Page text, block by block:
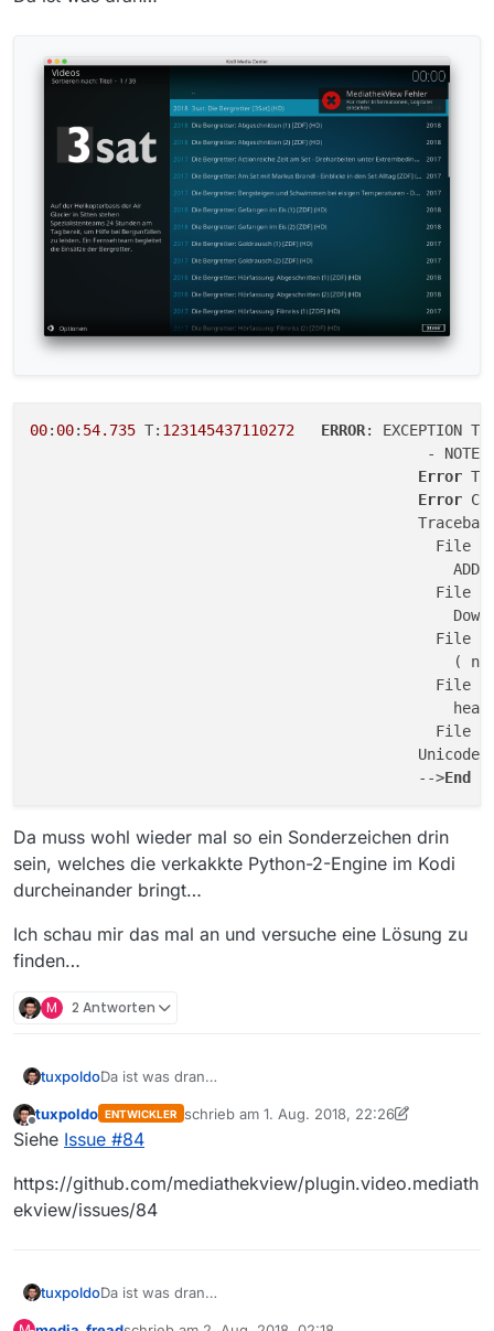
00: 00: 54.735 T: 123145437110272 ERROR:
-
Error
Error
                                              File
                                              File
                                              File
(
                                              File
                                              File
                                            -->
End
Da muss wohl wieder mal so ein Sonderzeichen drin
sein, welches die verkakkte Python-2-Engine im Kodi
durcheinander bringt…
Ich schau mir das mal an und versuche eine Lösung zu
finden…
M 2 Antworten
tuxpoldoDa ist was dran…
Offline
tuxpoldo ENTWICKLER schrieb am 1. Aug. 2018, 22:26
zuletzt editiert von tuxpoldo8. Feb. 2018,
Siehe Issue #84
https://github.com/mediathekview/plugin.video.mediath
ekview/issues/84
tuxpoldoDa ist was dran…